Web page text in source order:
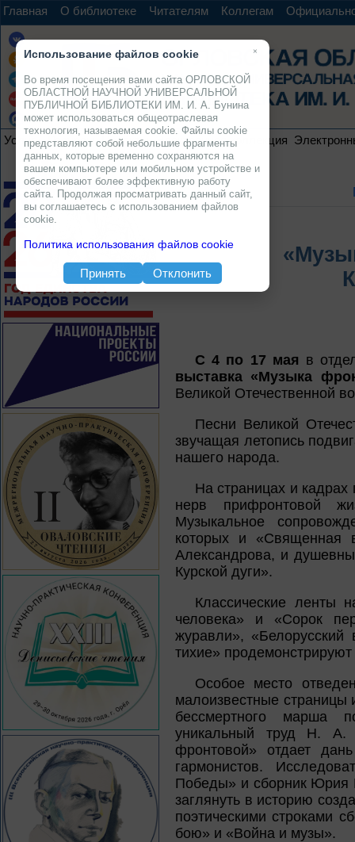
Главная О библиотеке Читателям Коллегам
Услуги Ресурсы Проекты Электронная коллекция
С 4 по 17 мая в
выставка «Музыка
Великой Отечественной
Песни Великой
звучащая летопись
нашего народа.
На страницах и
нерв прифронтовой
Музыкальное
которых и «Священная
Александрова, и
Курской дуги».
Классические ленты
человека» и «Сорок
журавли»,
тихие»
Особое место
малоизвестные страницы
бессмертного марша
уникальный труд Н. А.
фронтовой» отдает
гармонистов.
Победы» и сборник Юрия
заглянуть в историю
поэтическими строками
бою» и «Война и музы».
×
Использование файлов cookie
Во время посещения вами сайта ОРЛОВСКОЙ
ОБЛАСТНОЙ НАУЧНОЙ УНИВЕРСАЛЬНОЙ
ПУБЛИЧНОЙ БИБЛИОТЕКИ ИМ. И. А. Бунина
может использоваться общеотраслевая
технология, называемая cookie. Файлы cookie
представляют собой небольшие фрагменты
данных, которые временно сохраняются на
вашем компьютере или мобильном устройстве и
обеспечивают более эффективную работу
сайта. Продолжая просматривать данный сайт,
вы соглашаетесь с использованием файлов
cookie.
Политика использования файлов cookie
Принять Отклонить